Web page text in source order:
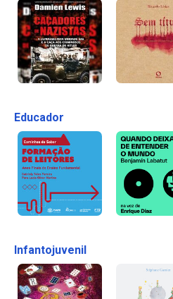
Educador
Infantojuvenil